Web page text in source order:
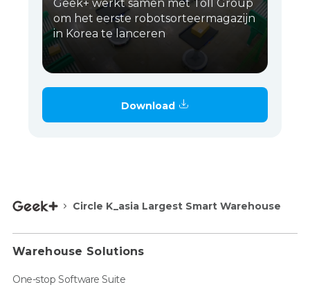
Geek+ werkt samen met Toll Group
om het eerste robotsorteermagazijn
in Korea te lanceren
Download
Circle K_asia Largest Smart Warehouse
Warehouse Solutions
One-stop Software Suite